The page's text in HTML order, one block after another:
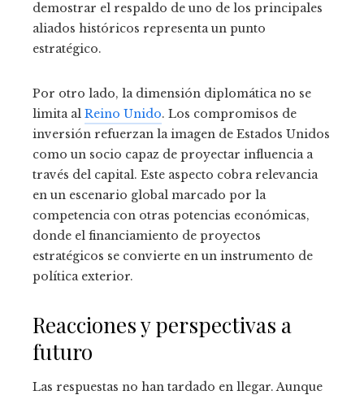
demostrar el respaldo de uno de los principales
aliados históricos representa un punto
estratégico.
Por otro lado, la dimensión diplomática no se
limita al Reino Unido. Los compromisos de
inversión refuerzan la imagen de Estados Unidos
como un socio capaz de proyectar influencia a
través del capital. Este aspecto cobra relevancia
en un escenario global marcado por la
competencia con otras potencias económicas,
donde el financiamiento de proyectos
estratégicos se convierte en un instrumento de
política exterior.
Reacciones y perspectivas a
futuro
Las respuestas no han tardado en llegar. Aunque